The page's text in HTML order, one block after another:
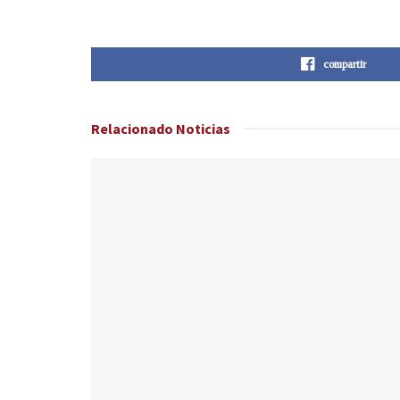
compartir
Relacionado Noticias